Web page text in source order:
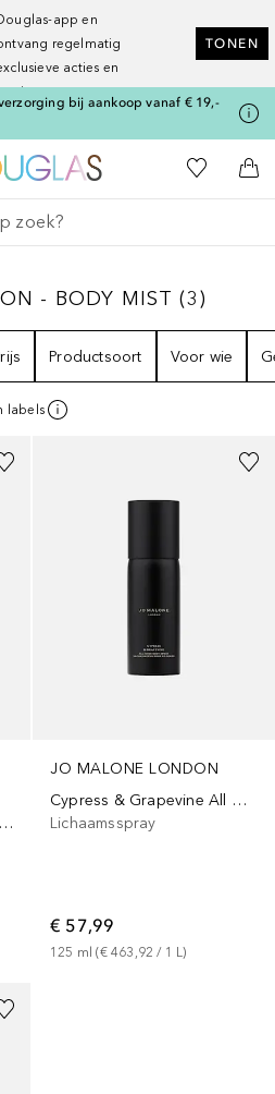
app en
regelmatig
acties en
TONEN
bij aankoop vanaf € 19,-
Naar Douglas Home
Naar Mijn
- BODY MIST3
- BODY MIST (3)
Productsoort Voor wie
labels
Myrrh & Tonka All Over Body Spray
JO MALONE LONDON
Cypress & Grapevine All Over Body Spray
Lichaamsspray
€ 57,99
125 ml (€ 463,92 / 1 L)